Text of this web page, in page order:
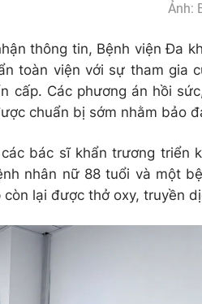
Ảnh:
thông tin, Bệnh viện Đa
toàn viện với sự tham gia
cấp. Các phương án hồi
chuẩn bị sớm nhằm bảo
bác sĩ khẩn trương triển
nhân nữ 88 tuổi và một
còn lại được thở oxy, truyền